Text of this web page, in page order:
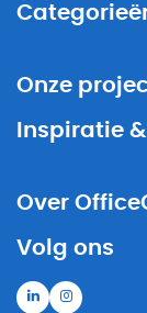
Onze
Inspiratie
Over
Volg ons